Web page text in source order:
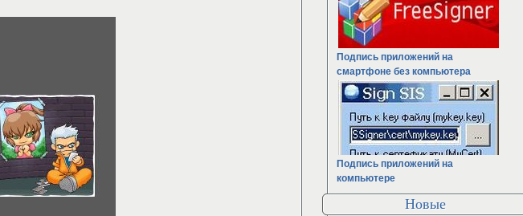
Подпись приложений на
смартфоне без компьютера
Подпись приложений на
компьютере
Новые